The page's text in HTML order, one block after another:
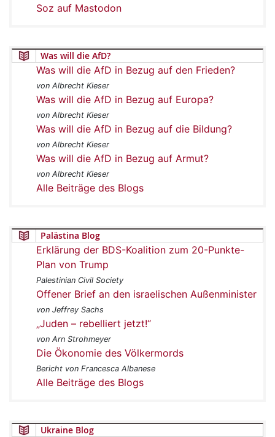
Soz auf Mastodon
Was will die AfD?
Was will die AfD in Bezug auf den Frieden?
von Albrecht Kieser
Was will die AfD in Bezug auf Europa?
von Albrecht Kieser
Was will die AfD in Bezug auf die Bildung?
von Albrecht Kieser
Was will die AfD in Bezug auf Armut?
von Albrecht Kieser
Alle Beiträge des Blogs
Palästina Blog
Erklärung der BDS-Koalition zum 20-Punkte-
Plan von Trump
Palestinian Civil Society
Offener Brief an den israelischen Außenminister
von Jeffrey Sachs
„Juden – rebelliert jetzt!“
von Arn Strohmeyer
Die Ökonomie des Völkermords
Bericht von Francesca Albanese
Alle Beiträge des Blogs
Ukraine Blog